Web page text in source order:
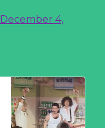
December 4,